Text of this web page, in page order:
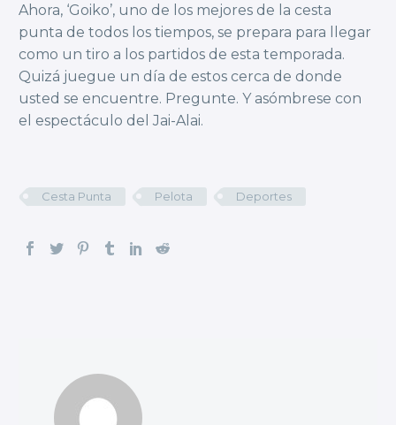
Ahora, ‘Goiko’, uno de los mejores de la cesta
punta de todos los tiempos, se prepara para llegar
como un tiro a los partidos de esta temporada.
Quizá juegue un día de estos cerca de donde
usted se encuentre. Pregunte. Y asómbrese con
el espectáculo del Jai-Alai.
Cesta Punta Pelota Deportes